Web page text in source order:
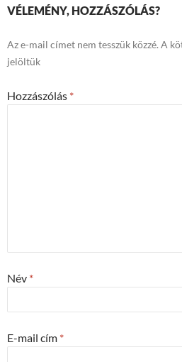
VÉLEMÉNY, HOZZÁSZÓLÁS?
Az e-mail címet nem tesszük közzé. A
jelöltük
Hozzászólás *
Név *
E-mail cím *